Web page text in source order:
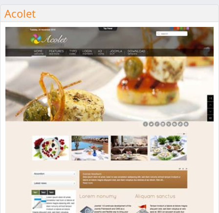
Acolet